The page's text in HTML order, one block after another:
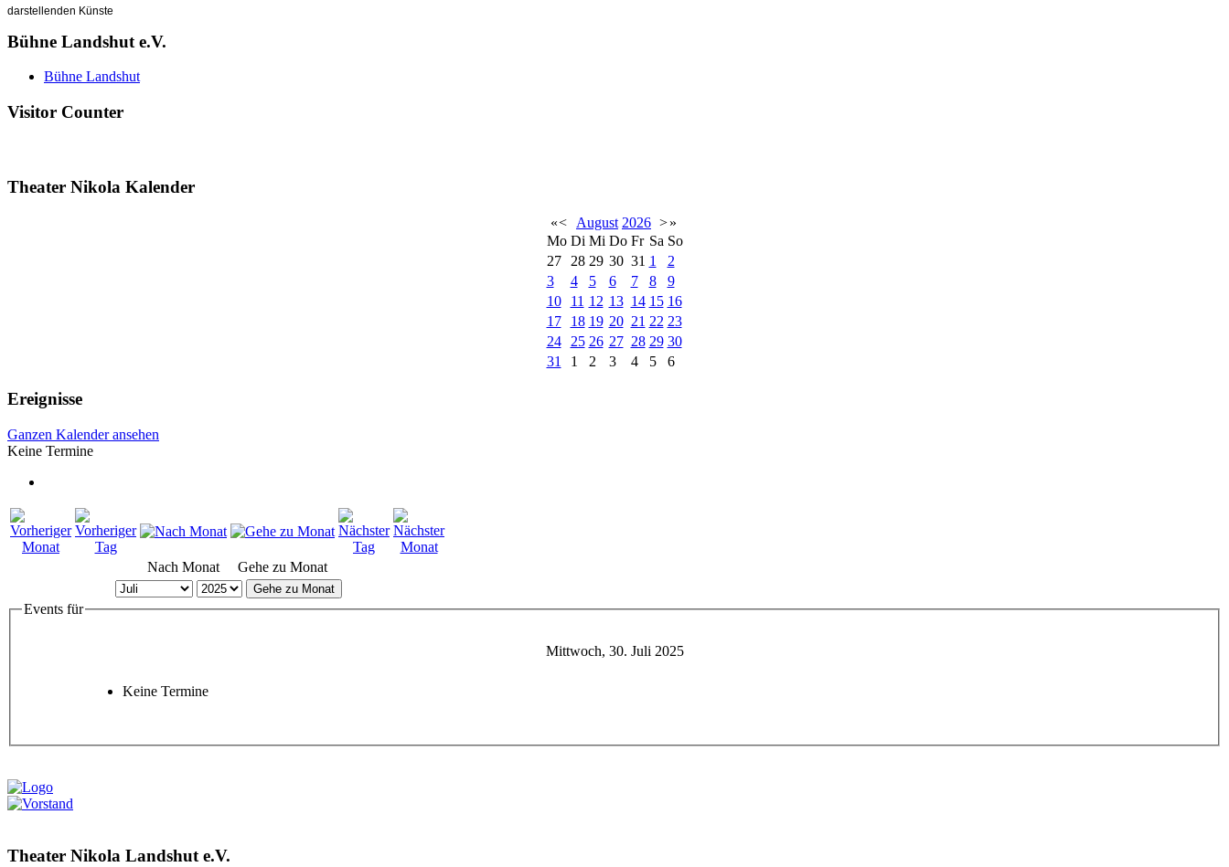
darstellenden Künste
Bühne Landshut e.V.
Bühne Landshut
Visitor Counter
Theater Nikola Kalender
«< August 2026 >»
Mo Di Mi Do Fr Sa So
27
28 29 30 31 1
2
3
4 5 6 7 8
9
10
11 12 13 14 15 16
17
18 19 20 21 22 23
24
25 26 27 28 29 30
31
1 2 3 4 5 6
Ereignisse
Ganzen Kalender ansehen
Keine Termine
Nach Monat Gehe zu Monat
Gehe zu Monat
Events für
Mittwoch, 30. Juli 2025
Keine Termine
Theater Nikola Landshut e.V.